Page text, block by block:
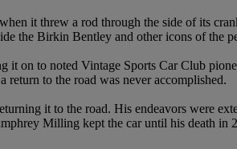
it threw a rod through the side of its
the Birkin Bentley and other icons of the
it on to noted Vintage Sports Car Club
to the road was never accomplished.
it to the road. His endeavors were
Milling kept the car until his death